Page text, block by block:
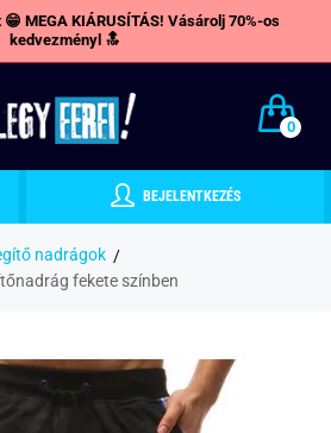
MEGA KIÁRUSÍTÁS! Vásárolj 70%-os
kedvezményl 🔝
0
BEJELENTKEZÉS
nadrágok
fekete színben